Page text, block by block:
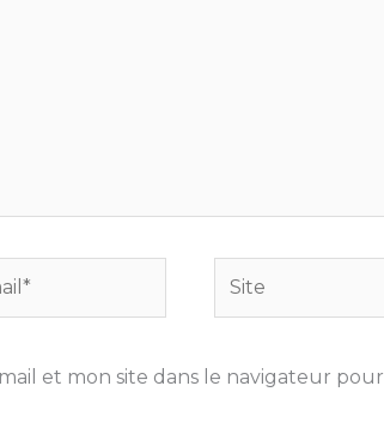
et mon site dans le navigateur pour